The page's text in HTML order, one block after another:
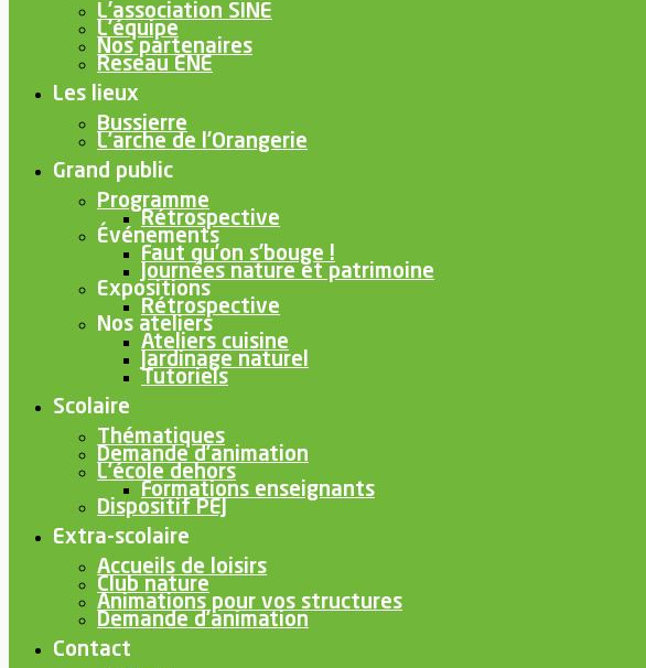
L’association SINE
L’équipe
Nos partenaires
Reseau ENE
Les lieux
Bussierre
L’arche de l’Orangerie
Grand public
Programme
Rétrospective
Événements
Faut qu’on s’bouge !
Journées nature et patrimoine
Expositions
Rétrospective
Nos ateliers
Ateliers cuisine
Jardinage naturel
Tutoriels
Scolaire
Thématiques
Demande d’animation
L’école dehors
Formations enseignants
Dispositif PEJ
Extra-scolaire
Accueils de loisirs
Club nature
Animations pour vos structures
Demande d’animation
Contact